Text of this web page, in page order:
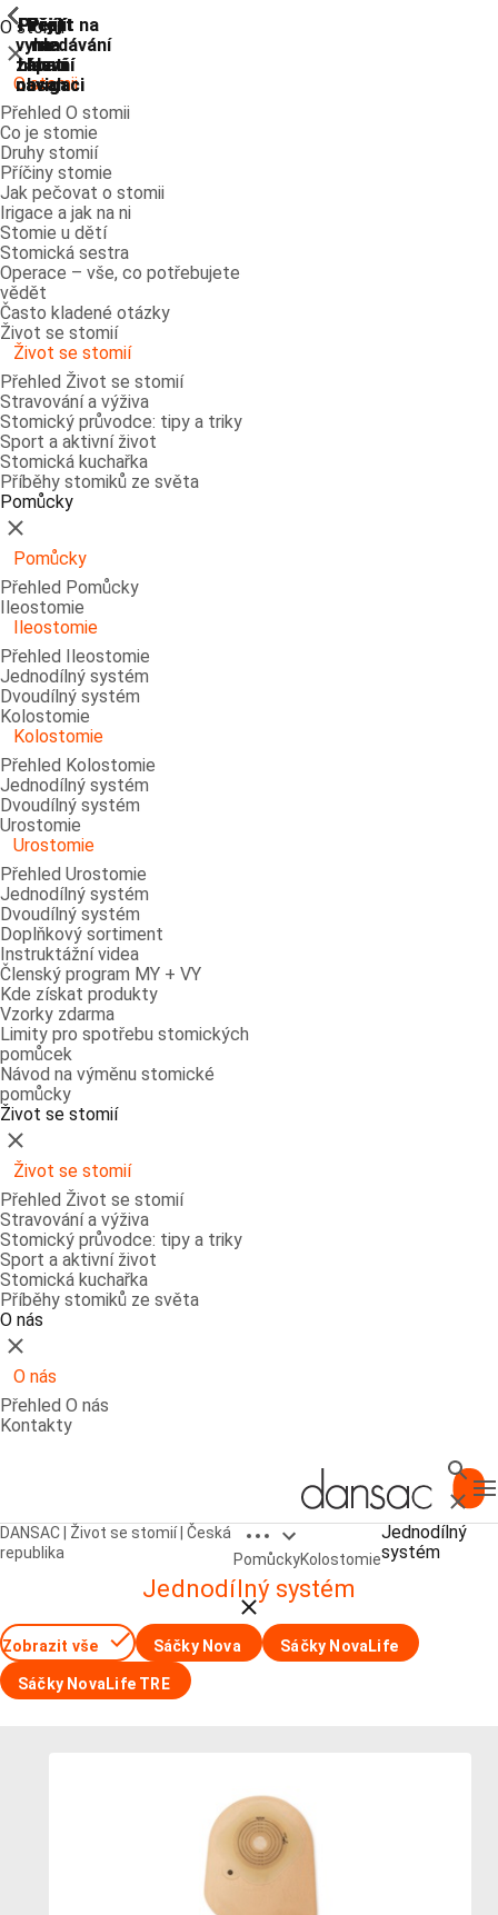
Přejít na
vyhledávání
Přejít
na
hlavní
navigaci
Přejít
na
hlavní
navigaci
Přejít
na
hlavní
obsah
Přejít
na
zápatí
O stomii
ShowPrevious
Zavřít
O stomii
Přehled O stomii
Co je stomie
Druhy stomií
Příčiny stomie
Jak pečovat o stomii
Irigace a jak na ni
Stomie u dětí
Stomická sestra
Operace – vše, co potřebujete
vědět
Často kladené otázky
Život se stomií
ShowPrevious
Život se stomií
Přehled Život se stomií
Stravování a výživa
Stomický průvodce: tipy a triky
Sport a aktivní život
Stomická kuchařka
Příběhy stomiků ze světa
Pomůcky
ShowPrevious
Zavřít
Pomůcky
Přehled Pomůcky
Ileostomie
ShowPrevious
Ileostomie
Přehled Ileostomie
Jednodílný systém
Dvoudílný systém
Kolostomie
ShowPrevious
Kolostomie
Přehled Kolostomie
Jednodílný systém
Dvoudílný systém
Urostomie
ShowPrevious
Urostomie
Přehled Urostomie
Jednodílný systém
Dvoudílný systém
Doplňkový sortiment
Instruktážní videa
Členský program MY + VY
Kde získat produkty
Vzorky zdarma
Limity pro spotřebu stomických
pomůcek
Návod na výměnu stomické
pomůcky
Život se stomií
ShowPrevious
Zavřít
Život se stomií
Přehled Život se stomií
Stravování a výživa
Stomický průvodce: tipy a triky
Sport a aktivní život
Stomická kuchařka
Příběhy stomiků ze světa
O nás
ShowPrevious
Zavřít
O nás
Přehled O nás
Kontakty
Hledat
Zavřít
DANSAC | Život se stomií | Česká
republika
Open breadcrumbs
Close breadcrumbs
PomůckyKolostomie
Jednodílný
systém
Kolostomické pomůcky
Jednodílný systém
Zobrazit vše Sáčky Nova Sáčky NovaLife
Sáčky NovaLife TRE